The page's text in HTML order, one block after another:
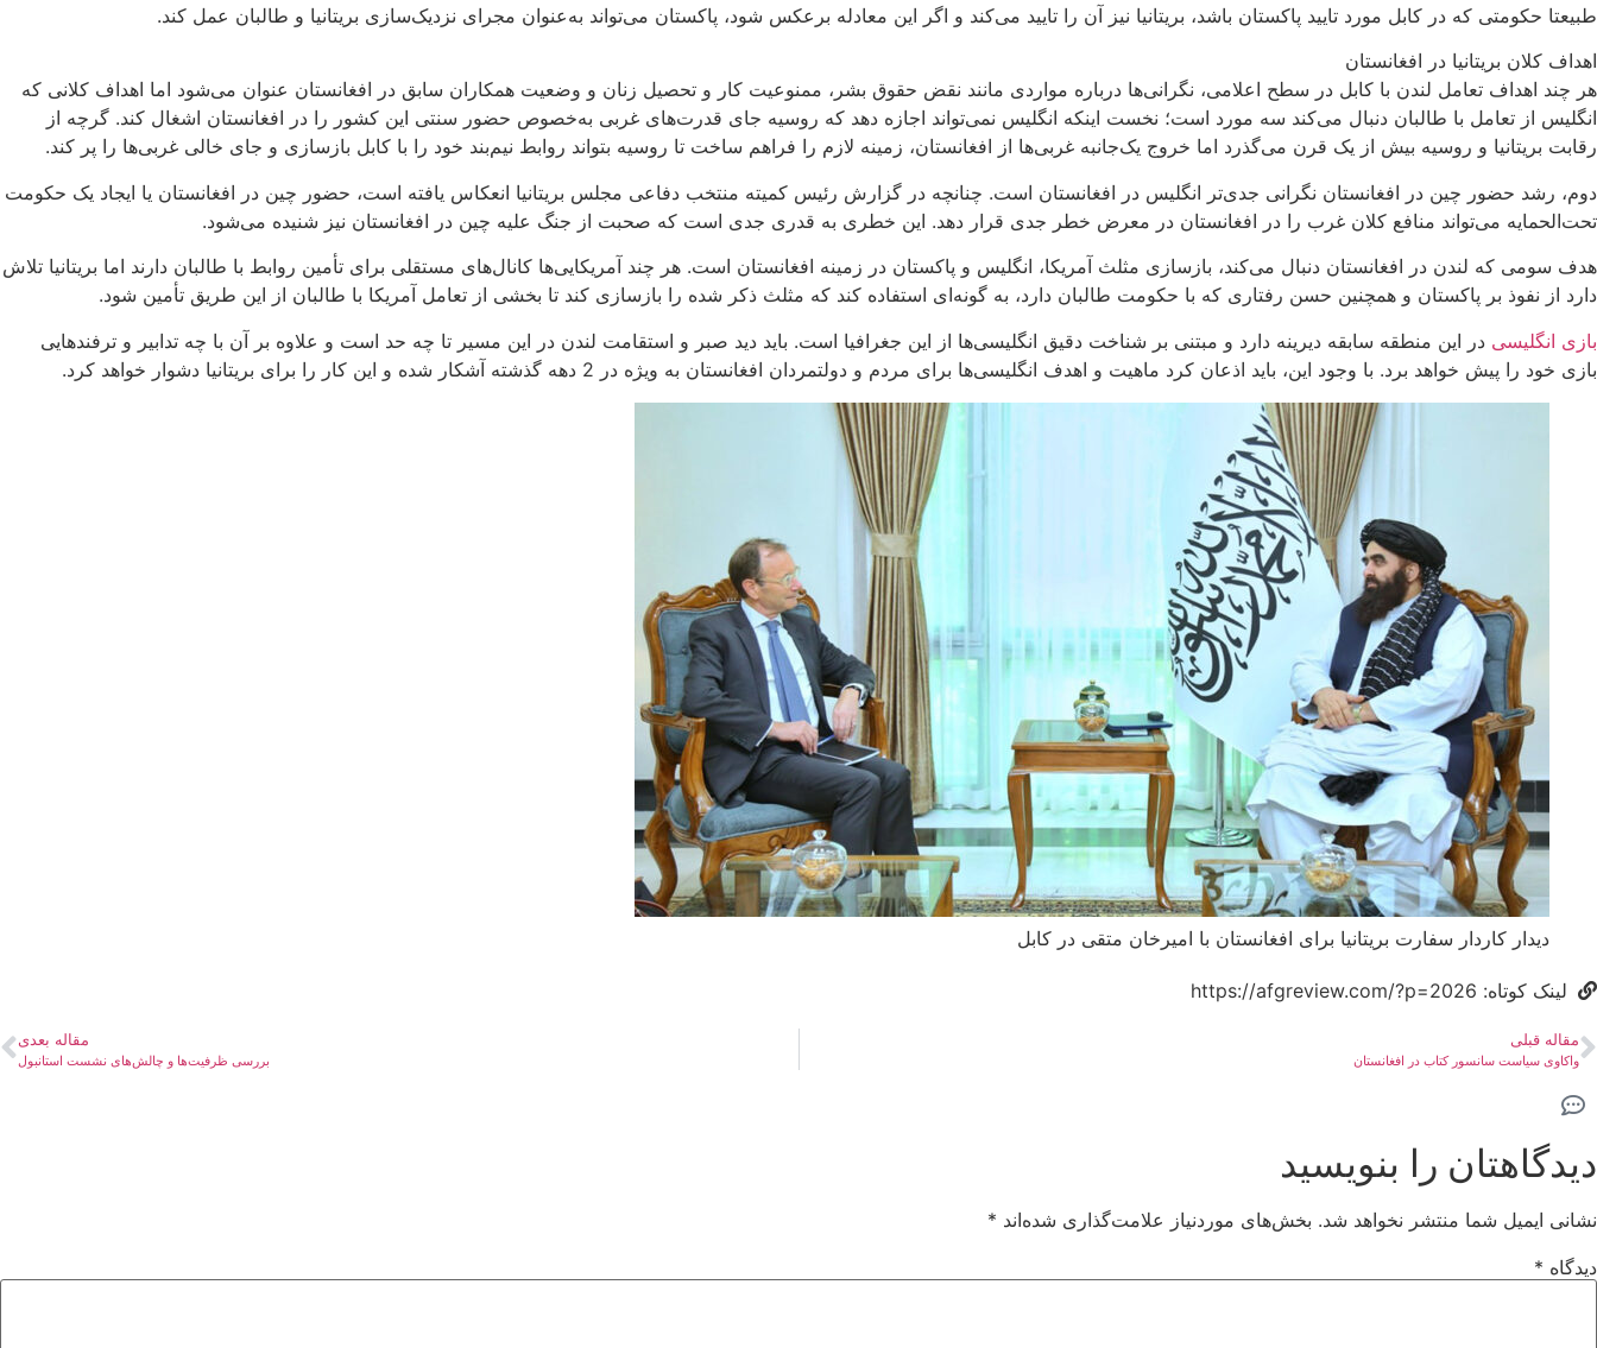
طبیعتا حکومتی که در کابل مورد تایید پاکستان باشد، بریتانیا نیز آن را تایید می‌کند و اگر این معادله برعکس شود،‌ پاکستان می‌تواند به‌عنوان مجرای نزدیک‌سازی بریتانیا و طالبان عمل کند.
اهداف کلان بریتانیا در افغانستان
هر چند اهداف تعامل لندن با کابل در سطح اعلامی، نگرانی‌ها درباره مواردی مانند نقض حقوق بشر، ممنوعیت کار و تحصیل زنان و وضعیت همکاران سابق در افغانستان عنوان می‌شود اما اهداف کلانی که
انگلیس از تعامل با طالبان دنبال می‌کند سه مورد است؛ نخست اینکه انگلیس نمی‌تواند اجازه دهد که روسیه جای قدرت‌های غربی به‌خصوص حضور سنتی این کشور را در افغانستان اشغال کند. گرچه از
رقابت بریتانیا و روسیه بیش از یک قرن می‌گذرد اما خروج یک‌جانبه غربی‌ها از افغانستان، زمینه لازم را فراهم ساخت تا روسیه بتواند روابط نیم‌بند خود را با کابل بازسازی و جای خالی غربی‌ها را پر کند.
دوم، رشد حضور چین در افغانستان نگرانی جدی‌تر انگلیس در افغانستان است. چنانچه در گزارش رئیس کمیته منتخب دفاعی مجلس بریتانیا انعکاس یافته است، حضور چین در افغانستان یا ایجاد یک حکومت
تحت‌الحمایه می‌تواند منافع کلان غرب را در افغانستان در معرض خطر جدی قرار دهد. این خطری به قدری جدی است که صحبت از جنگ علیه چین در افغانستان نیز شنیده می‌شود.
هدف سومی که لندن در افغانستان دنبال می‌کند، بازسازی مثلث آمریکا، انگلیس و پاکستان در زمینه افغانستان است. هر چند آمریکایی‌ها کانال‌های مستقلی برای تأمین روابط با طالبان دارند اما بریتانیا تلاش
دارد از نفوذ بر پاکستان و همچنین حسن رفتاری که با حکومت طالبان دارد، به گونه‌ای استفاده کند که مثلث ذکر شده را بازسازی کند تا بخشی از تعامل آمریکا با طالبان از این طریق تأمین شود.
بازی انگلیسی در این منطقه سابقه دیرینه دارد و مبتنی بر شناخت دقیق انگلیسی‌ها از این جغرافیا است. باید دید صبر و استقامت لندن در این مسیر تا چه حد است و علاوه بر آن با چه تدابیر و ترفندهایی
بازی خود را پیش خواهد برد. با وجود این، باید اذعان کرد ماهیت و اهدف انگلیسی‌ها برای مردم و دولتمردان افغانستان به ویژه در 2 دهه گذشته آشکار شده و این کار را برای بریتانیا دشوار خواهد کرد.
دیدار کاردار سفارت بریتانیا برای افغانستان با امیرخان متقی در کابل
لینک کوتاه: https://afgreview.com/?p=2026
مقاله قبلی
واکاوی سیاست سانسور کتاب در افغانستان
مقاله بعدی
بررسی ظرفیت‌ها و چالش‌های نشست استانبول
دیدگاهتان را بنویسید
نشانی ایمیل شما منتشر نخواهد شد. بخش‌های موردنیاز علامت‌گذاری شده‌اند *
دیدگاه *